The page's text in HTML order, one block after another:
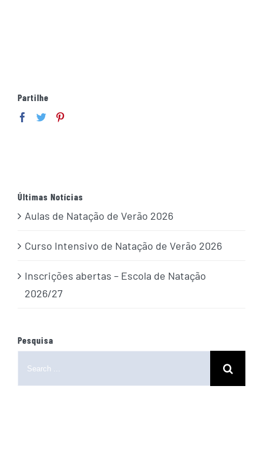
Partilhe
Últimas Notícias
Aulas de Natação de Verão 2026
Curso Intensivo de Natação de Verão 2026
Inscrições abertas – Escola de Natação
2026/27
Pesquisa